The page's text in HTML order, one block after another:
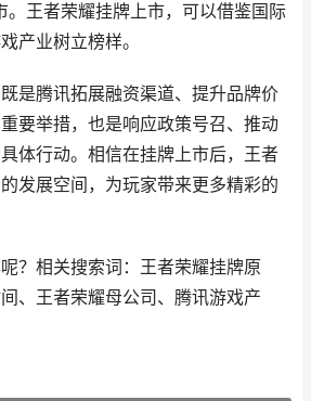
。王者荣耀挂牌上市，可以借鉴国际
产业树立榜样。
是腾讯拓展融资渠道、提升品牌价
要举措，也是响应政策号召、推动
体行动。相信在挂牌上市后，王者
发展空间，为玩家带来更多精彩的
？相关搜索词：王者荣耀挂牌原
、王者荣耀母公司、腾讯游戏产